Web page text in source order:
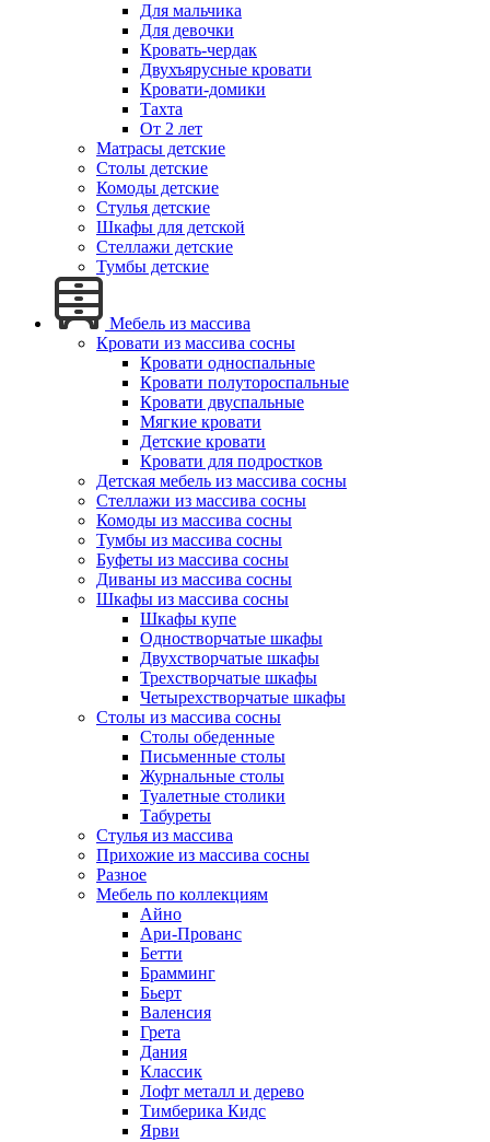
Для мальчика
Для девочки
Кровать-чердак
Двухъярусные кровати
Кровати-домики
Тахта
От 2 лет
Матрасы детские
Столы детские
Комоды детские
Стулья детские
Шкафы для детской
Стеллажи детские
Тумбы детские
Мебель из массива
Кровати из массива сосны
Кровати односпальные
Кровати полутороспальные
Кровати двуспальные
Мягкие кровати
Детские кровати
Кровати для подростков
Детская мебель из массива сосны
Стеллажи из массива сосны
Комоды из массива сосны
Тумбы из массива сосны
Буфеты из массива сосны
Диваны из массива сосны
Шкафы из массива сосны
Шкафы купе
Одностворчатые шкафы
Двухстворчатые шкафы
Трехстворчатые шкафы
Четырехстворчатые шкафы
Столы из массива сосны
Столы обеденные
Письменные столы
Журнальные столы
Туалетные столики
Табуреты
Стулья из массива
Прихожие из массива сосны
Разное
Мебель по коллекциям
Айно
Ари-Прованс
Бетти
Брамминг
Бьерт
Валенсия
Грета
Дания
Классик
Лофт металл и дерево
Тимберика Кидс
Ярви